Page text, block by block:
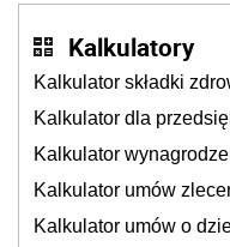
Kalkulatory
Kalkulator składki
Kalkulator dla
Kalkulator
Kalkulator umów
Kalkulator umów o